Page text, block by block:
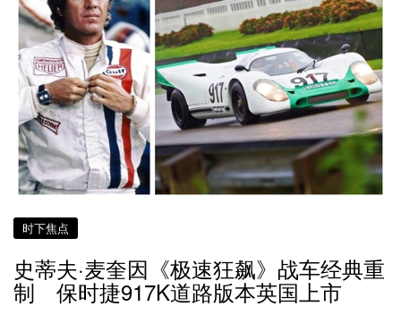
时下焦点
史蒂夫·麦奎因《极速狂飙》战车经典重
制 保时捷917K道路版本英国上市